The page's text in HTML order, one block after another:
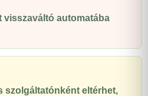
visszaváltó automatába
szolgáltatónként eltérhet,